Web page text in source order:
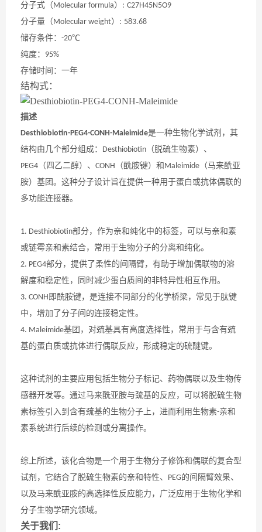
分子式（Molecular formula） : C27H45N5O9
分子量（Molecular weight） : 583.68
储存条件： -20℃
纯度： 95%
存储时间：一年
结构式：
描述
Desthiobiotin-PEG4-CONH-Maleimide是一种生物化学试剂，其
结构由几个部分组成： Desthiobiotin （脱硫生物素）、
PEG4 （四乙二醇）、 CONH （酰胺键）和 Maleimide （马来酰亚
胺）基团。这种分子设计旨在提供一种用于蛋白或抗体偶联的
多功能连接器。
1. Desthiobiotin部分，作为亲和纯化中的标签，可以与亲和素
或链霉亲和素结合，常用于生物分子的分离和纯化。
2. PEG4部分，提供了柔性的间隔臂，有助于增加偶联物的溶
解度和稳定性，同时减少蛋白质间的非特异性相互作用。
3. CONH 即酰胺键，是连接不同部分的化学桥梁，常见于肽键
中，增加了分子间的连接稳定性。
4. Maleimide基团，对巯基具有高度选择性，常用于与含有巯
基的蛋白质或抗体进行偶联反应，形成稳定的硫醚键。
这种试剂的主要应用包括生物分子标记、药物偶联以及生物传
感器开发等。通过马来酰亚胺与巯基的反应，可以将脱硫生物
素标签引入到含有巯基的生物分子上，进而利用生物素-亲和
素系统进行后续的检测或分离操作。
综上所述， 该化合物是一个用于生物分子修饰和偶联的复合型
试剂，它结合了脱硫生物素的亲和特性、 PEG的间隔臂效果、
以及马来酰亚胺的高选择性反应能力，广泛应用于生物化学和
分子生物学研究领域。
关于我们: